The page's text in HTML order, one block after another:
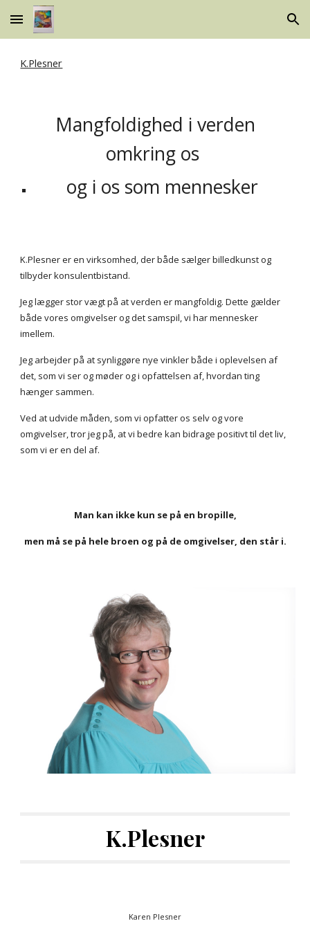
Skip to main content Skip to navigation
K.Plesner
Mangfoldighed i verden
omkring os
og i os som mennesker
K.Plesner er en virksomhed, der både sælger billedkunst og
tilbyderkonsulentbistand.
Jeg lægger stor vægt på at verdener mangfoldig. Dette gælder
både vores omgivelser og det samspil, vi har mennesker
imellem.
Jeg arbejder på at synliggøre nye vinkler både i oplevelsen af
det, som vi ser og møder og i opfattelsen af, hvordan ting
hænger sammen.
Ved at udvide måden, som vi opfatter os selv og vore
omgivelser, tror jeg på, at vi bedre kan bidrage positivt til det liv,
som vi er en del af.
Man kan ikke kun se på en bropille,
men må se på hele broen og på de omgivelser, den står i.
K.Plesner
Karen Plesner